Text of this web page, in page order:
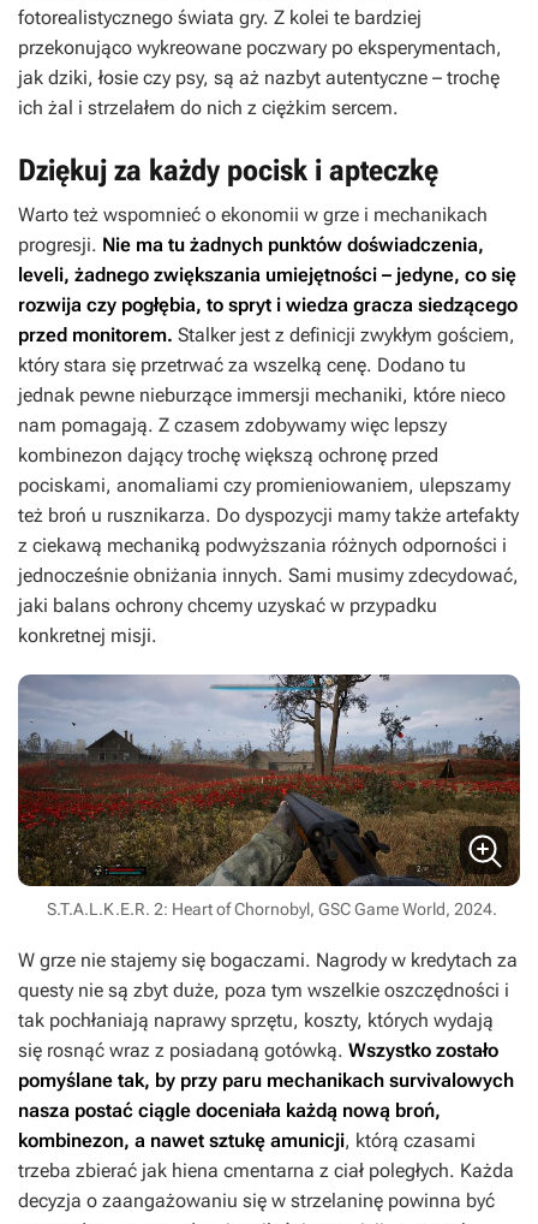
fotorealistycznego świata gry. Z kolei te bardziej
przekonująco wykreowane poczwary po eksperymentach,
jak dziki, łosie czy psy, są aż nazbyt autentyczne – trochę
ich żal i strzelałem do nich z ciężkim sercem.
Dziękuj za każdy pocisk i apteczkę
Warto też wspomnieć o ekonomii w grze i mechanikach
progresji. Nie ma tu żadnych punktów doświadczenia,
leveli, żadnego zwiększania umiejętności – jedyne, co się
rozwija czy pogłębia, to spryt i wiedza gracza siedzącego
przed monitorem. Stalker jest z definicji zwykłym gościem,
który stara się przetrwać za wszelką cenę. Dodano tu
jednak pewne nieburzące immersji mechaniki, które nieco
nam pomagają. Z czasem zdobywamy więc lepszy
kombinezon dający trochę większą ochronę przed
pociskami, anomaliami czy promieniowaniem, ulepszamy
też broń u rusznikarza. Do dyspozycji mamy także artefakty
z ciekawą mechaniką podwyższania różnych odporności i
jednocześnie obniżania innych. Sami musimy zdecydować,
jaki balans ochrony chcemy uzyskać w przypadku
konkretnej misji.
S.T.A.L.K.E.R. 2: Heart of Chornobyl, GSC Game World, 2024.
W grze nie stajemy się bogaczami. Nagrody w kredytach za
questy nie są zbyt duże, poza tym wszelkie oszczędności i
tak pochłaniają naprawy sprzętu, koszty, których wydają
się rosnąć wraz z posiadaną gotówką. Wszystko zostało
pomyślane tak, by przy paru mechanikach survivalowych
nasza postać ciągle doceniała każdą nową broń,
kombinezon, a nawet sztukę amunicji, którą czasami
trzeba zbierać jak hiena cmentarna z ciał poległych. Każda
decyzja o zaangażowaniu się w strzelaninę powinna być